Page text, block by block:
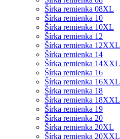
Šírka remienka 08XL
Šírka remienka 10
Šírka remienka 10XL
Šírka remienka 12
Šírka remienka 12XXL
Šírka remienka 14
Šírka remienka 14XXL
Šírka remienka 16
Šírka remienka 16XXL
Šírka remienka 18
Šírka remienka 18XXL
Šírka remienka 19
Šírka remienka 20
Šírka remienka 20XL
Šírka remienka 20XXL